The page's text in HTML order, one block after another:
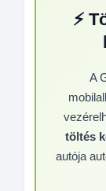
⚡
A
töltés
autója